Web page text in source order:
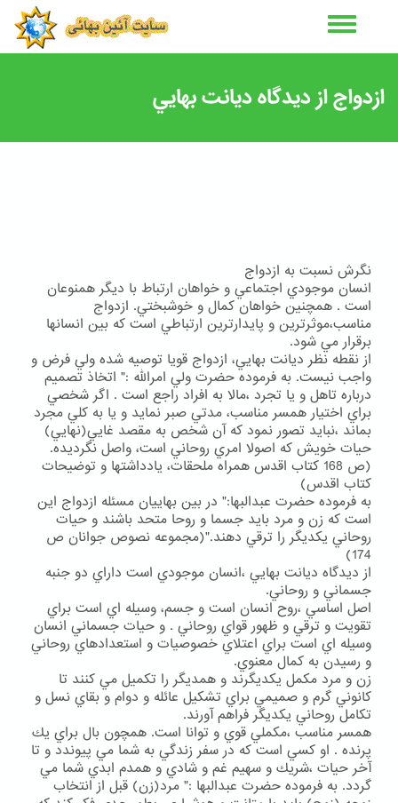
ازدواج از ديدگاه ديانت بهايي
نگرش نسبت به ازدواج
انسان موجودي اجتماعي و خواهان ارتباط با ديگر همنوعان
است . همچنين خواهان كمال و خوشبختي. ازدواج
مناسب،موثرترين و پايدارترين ارتباطي است كه بين انسانها
برقرار مي شود.
از نقطه نظر ديانت بهايي، ازدواج قويا توصيه شده ولي فرض و
واجب نيست. به فرموده حضرت ولي امرالله :" اتخاذ تصميم
درباره تاهل و يا تجرد ،مالا به افراد راجع است . اگر شخصي
براي اختيار همسر مناسب، مدتي صبر نمايد و يا به كلي مجرد
بماند ،نبايد تصور نمود كه آن شخص به مقصد غايي(نهايي)
حيات خويش كه اصولا امري روحاني است، واصل نگرديده.
(ص 168 كتاب اقدس همراه ملحقات، يادداشتها و توضيحات
كتاب اقدس)
به فرموده حضرت عبدالبها:" در بين بهاييان مسئله ازدواج اين
است كه زن و مرد بايد جسما و روحا متحد باشند و حيات
روحاني يكديگر را ترقي دهند."(مجموعه نصوص جوانان ص
174)
از ديدگاه ديانت بهايي ،انسان موجودي است داراي دو جنبه
جسماني و روحاني.
اصل اساسي ،روح انسان است و جسم، وسيله اي است براي
تقويت و ترقي و ظهور قواي روحاني . و حيات جسماني انسان
وسيله اي است براي اعتلاي خصوصيات و استعدادهاي روحاني
و رسيدن به كمال معنوي.
زن و مرد مكمل يكديگرند و همديگر را تكميل مي كنند تا
كانوني گرم و صميمي براي تشكيل عائله و دوام و بقاي نسل و
تكامل روحاني يكديگر فراهم آورند.
همسر مناسب ،مكملي قوي و توانا است. همچون بال براي يك
پرنده . او كسي است كه در سفر زندگي به شما مي پيوندد و تا
آخر حيات ،شريك و سهيم غم و شادي و همدم ابدي شما مي
گردد. به فرموده حضرت عبدالبها :" مرد(زن) قبل از انتخاب